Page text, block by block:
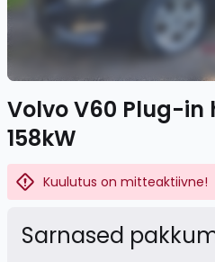
Volvo V60 Plug-in
158kW
Kuulutus on mitteaktiivne!
Sarnased